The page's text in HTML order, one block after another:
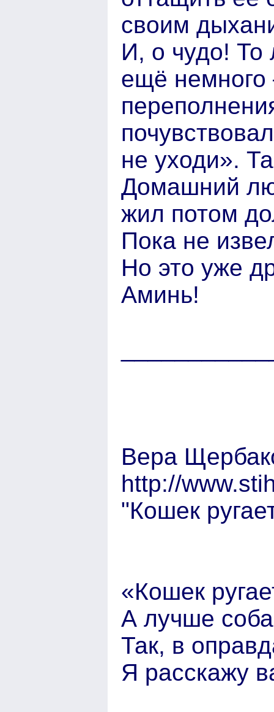
своим
И, о чудо! То
ещё немного
не уходи».
Домашний
жил потом
Пока не
Но это уже
Аминь!
Вера
http://
"Кошек
«Кошек
А лучше
Так, в
Я расскажу